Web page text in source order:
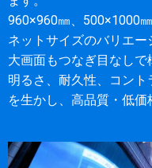
960×960㎜、500×1000
ネットサイズのバリエ
大画面もつなぎ目なしで
明るさ、耐久性、コント
を生かし、高品質・低価